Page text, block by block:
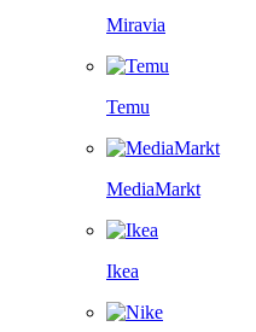
Miravia
Temu
MediaMarkt
Ikea